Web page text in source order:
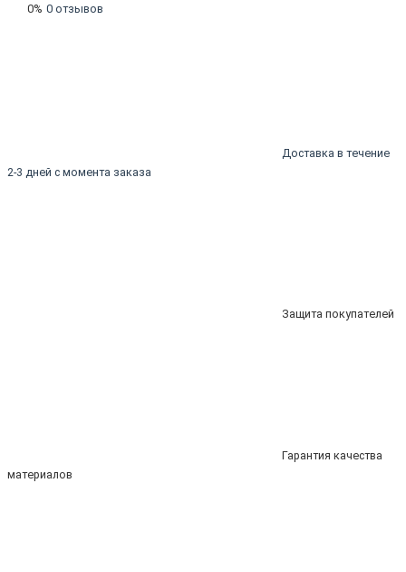
0% 0 отзывов
Доставка в течение
2-3 дней с момента заказа
Защита покупателей
Гарантия качества
материалов